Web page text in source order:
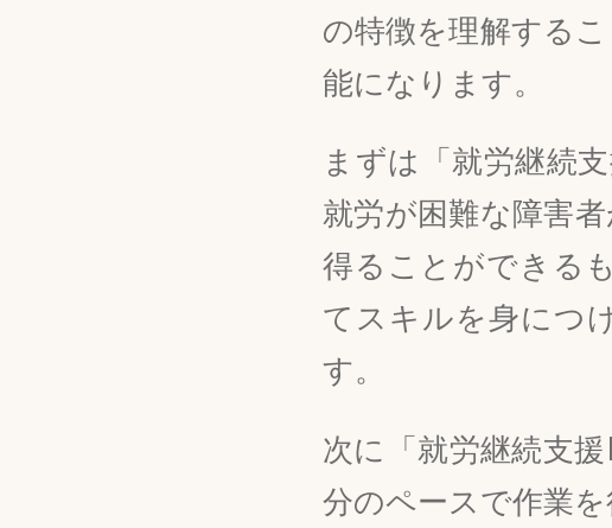
の特徴を理解する
能になります。
まずは「就労継続
就労が困難な障害
得ることができる
てスキルを身につ
す。
次に「就労継続支
分のペースで作業